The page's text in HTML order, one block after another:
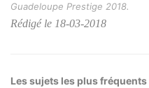
Guadeloupe Prestige 2018.
Rédigé le 18-03-2018
Les sujets les plus fréquents